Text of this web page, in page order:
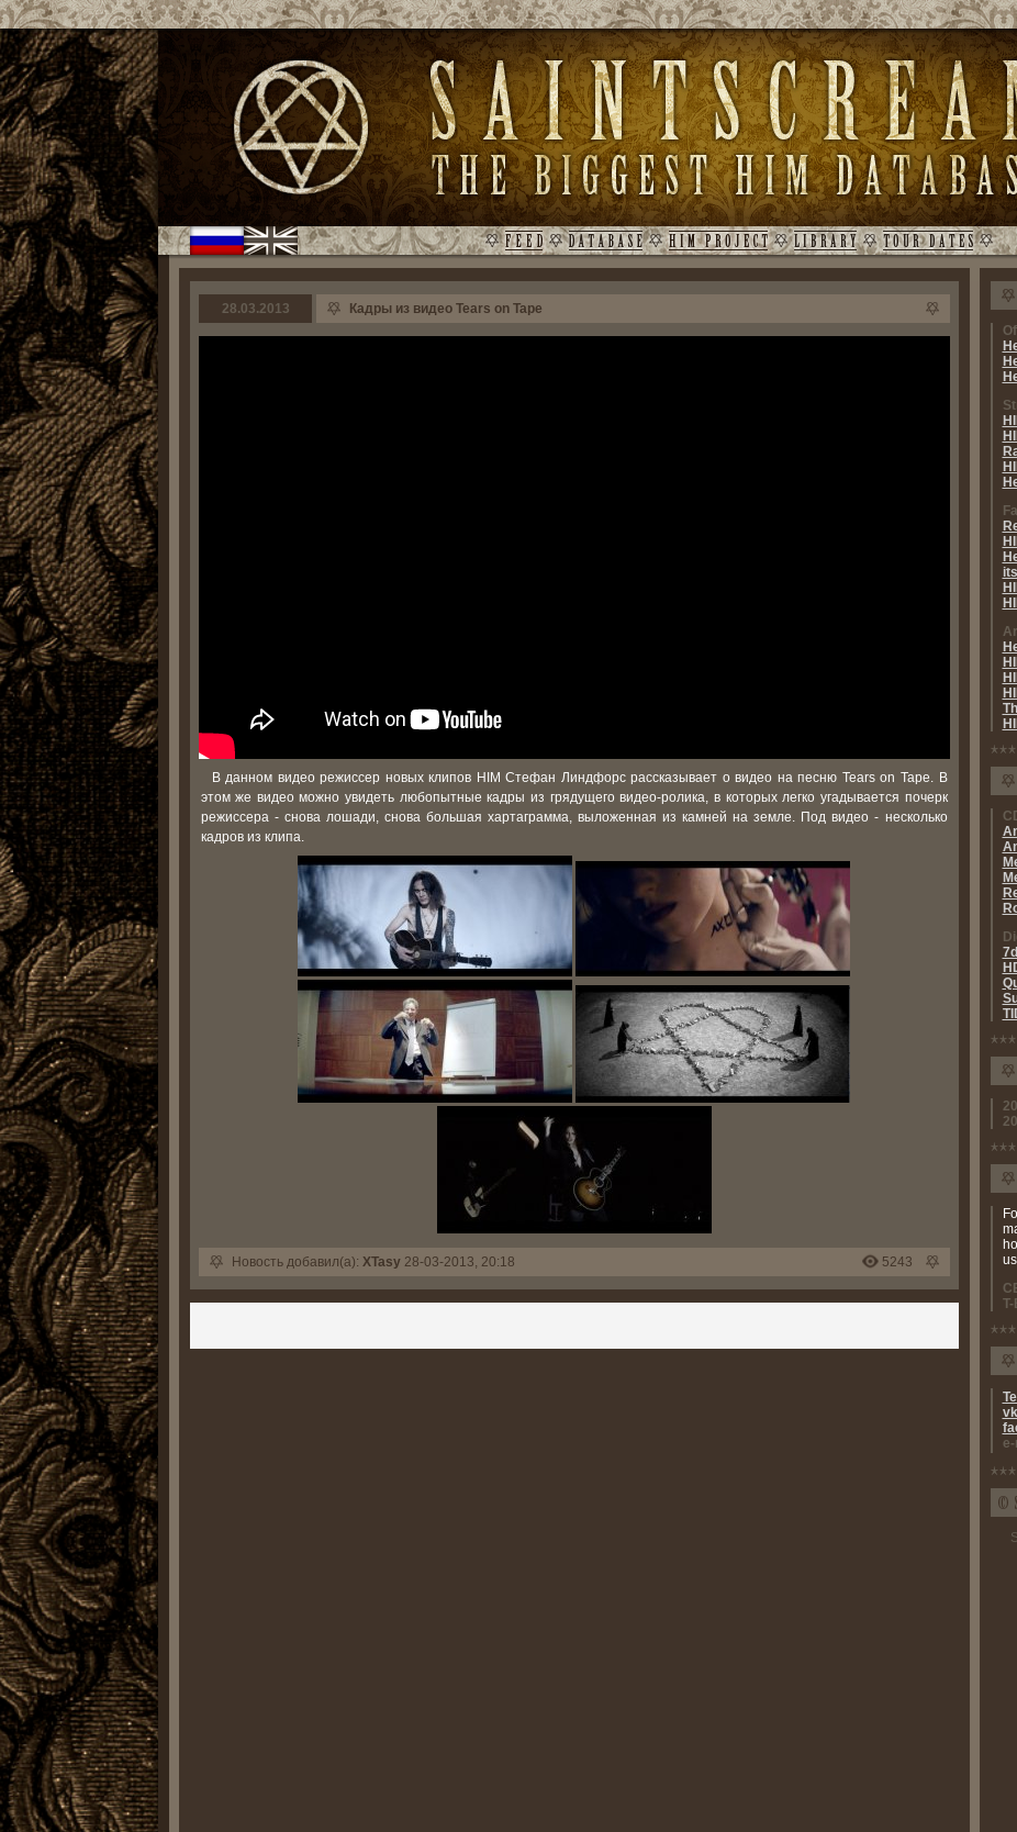
28.03.2013 Кадры из видео Tears on Tape
В данном видео режиссер новых клипов HIM Стефан Линдфорс рассказывает о видео на песню Tears on Tape. В
этом же видео можно увидеть любопытные кадры из грядущего видео-ролика, в которых легко угадывается почерк
режиссера - снова лошади, снова большая хартаграмма, выложенная из камней на земле. Под видео - несколько
кадров из клипа.
Новость добавил(а): XTasy28-03-2013, 20:18 5243